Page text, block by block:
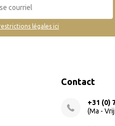
légales ici
Contact
+31 (0)
(Ma -